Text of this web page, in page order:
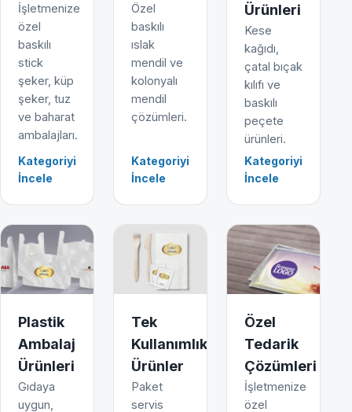
İşletmenize
özel
baskılı
stick
şeker, küp
şeker, tuz
ve baharat
ambalajları.
Kategoriyi
İncele
Özel
baskılı
ıslak
mendil ve
kolonyalı
mendil
çözümleri.
Kategoriyi
İncele
Ürünleri
Kese
kağıdı,
çatal bıçak
kılıfı ve
baskılı
peçete
ürünleri.
Kategoriyi
İncele
Plastik
Ambalaj
Ürünleri
Gıdaya
uygun,
Tek
Kullanımlık
Ürünler
Paket
servis
Özel
Tedarik
Çözümleri
İşletmenize
özel